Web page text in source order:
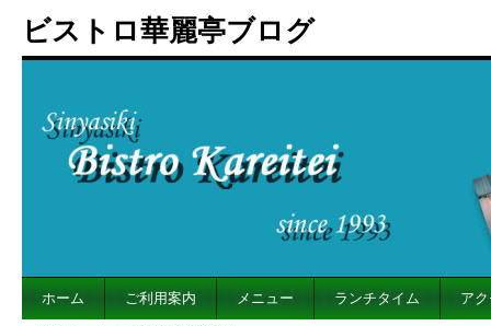
ビストロ華麗亭ブログ
ホーム ご利用案内 メニュー ランチタイム ア